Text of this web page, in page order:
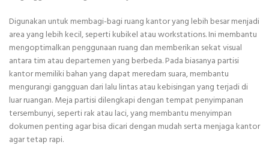
Digunakan untuk membagi-bagi ruang kantor yang lebih besar menjadi
area yang lebih kecil, seperti kubikel atau workstations. Ini membantu
mengoptimalkan penggunaan ruang dan memberikan sekat visual
antara tim atau departemen yang berbeda. Pada biasanya partisi
kantor memiliki bahan yang dapat meredam suara, membantu
mengurangi gangguan dari lalu lintas atau kebisingan yang terjadi di
luar ruangan. Meja partisi dilengkapi dengan tempat penyimpanan
tersembunyi, seperti rak atau laci, yang membantu menyimpan
dokumen penting agar bisa dicari dengan mudah serta menjaga kantor
agar tetap rapi.